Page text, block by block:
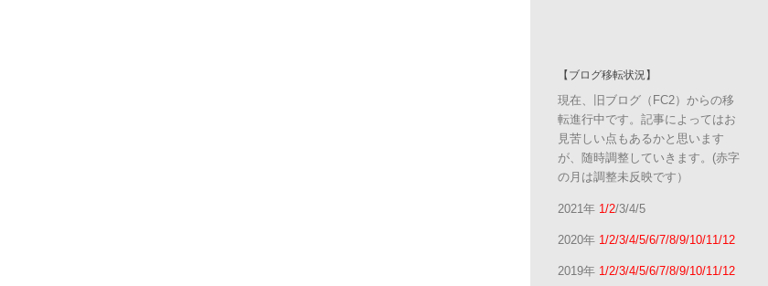
【ブログ移転状況】
現在、旧ブログ（FC2）からの移
転進行中です。記事によってはお
見苦しい点もあるかと思います
が、随時調整していきます。(赤字
の月は調整未反映です）
2021年 1/2/3/4/5
2020年 1/2/3/4/5/6/7/8/9/10/11/12
2019年 1/2/3/4/5/6/7/8/9/10/11/12